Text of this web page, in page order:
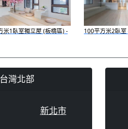
米1臥室獨立屋 (板橋區) -
私人浴室
100平方米2臥
2間私人浴室
台灣北部
新北市